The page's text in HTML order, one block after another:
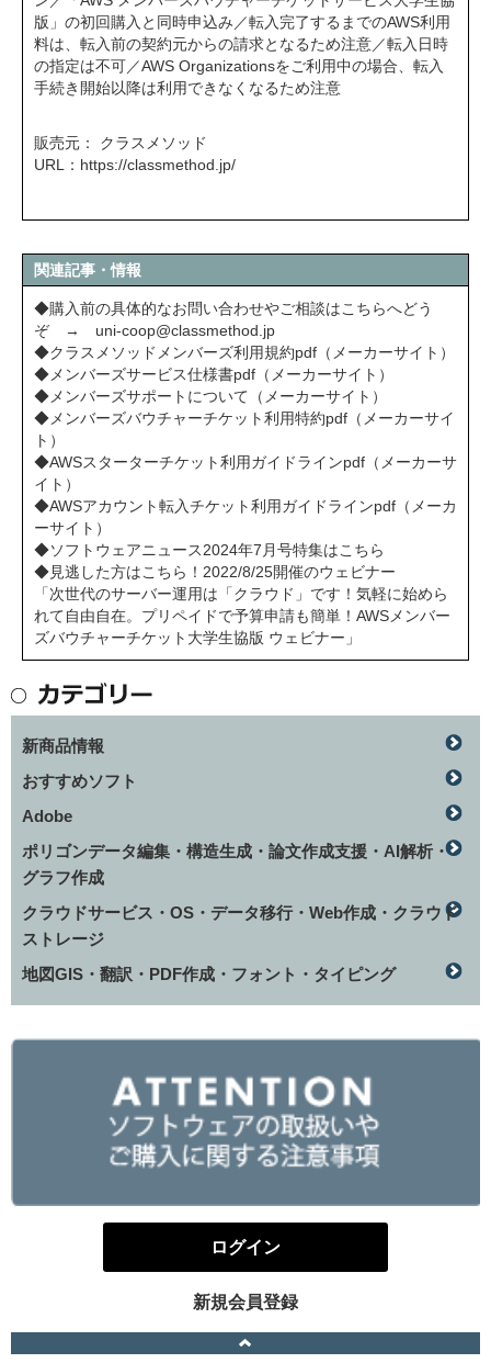
版」の初回購入と同時申込み／転⼊完了するまでのAWS利⽤
料は、転⼊前の契約元からの請求となるため注意／転⼊⽇時
の指定は不可／AWS Organizationsをご利用中の場合、転入
手続き開始以降は利用できなくなるため注意
販売元： クラスメソッド
URL： https://classmethod.jp/
関連記事・情報
◆購入前の具体的なお問い合わせやご相談はこちらへどう
ぞ → uni-coop@classmethod.jp
◆クラスメソッドメンバーズ利用規約pdf（メーカーサイト）
◆メンバーズサービス仕様書pdf（メーカーサイト）
◆メンバーズサポートについて（メーカーサイト）
◆メンバーズバウチャーチケット利用特約pdf（メーカーサイ
ト）
◆AWSスターターチケット利用ガイドラインpdf（メーカーサ
イト）
◆AWSアカウント転入チケット利用ガイドラインpdf（メーカ
ーサイト）
◆ソフトウェアニュース2024年7月号特集はこちら
◆見逃した方はこちら！2022/8/25開催のウェビナー
「次世代のサーバー運用は「クラウド」です！気軽に始めら
れて自由自在。プリペイドで予算申請も簡単！AWSメンバー
ズバウチャーチケット大学生協版 ウェビナー」
新商品情報
おすすめソフト
Adobe
ポリゴンデータ編集・構造生成・論文作成支援・AI解析・
グラフ作成
クラウドサービス・OS・データ移行・Web作成・クラウド
ストレージ
地図GIS・翻訳・PDF作成・フォント・タイピング
ログイン
新規会員登録